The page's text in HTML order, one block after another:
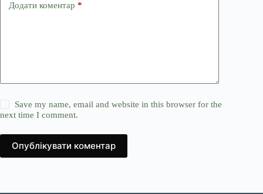
Додати коментар *
Save my name, email and website in this browser for the
next time I comment.
Опублікувати коментар